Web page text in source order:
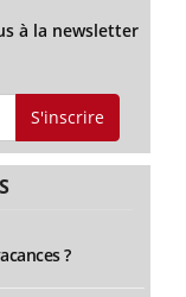
à la newsletter
S'inscrire
?